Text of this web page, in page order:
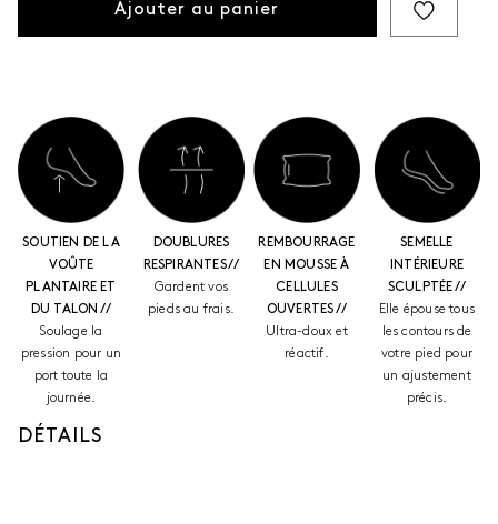
Ajouter au panier
SOUTIEN DE LA
VOÛTE
PLANTAIRE ET
DU TALON //
Soulage la
pression pour un
port toute la
journée.
DOUBLURES
RESPIRANTES //
Gardent vos
pieds au frais.
REMBOURRAGE
EN MOUSSE À
CELLULES
OUVERTES //
Ultra-doux et
réactif.
SEMELLE
INTÉRIEURE
SCULPTÉE //
Elle épouse tous
les contours de
votre pied pour
un ajustement
précis.
DÉTAILS